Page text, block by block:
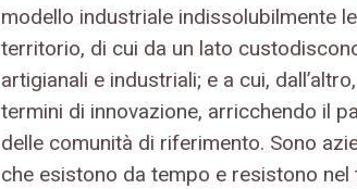
modello industriale indissolubilmente
territorio, di cui da un lato
artigianali e industriali; e a cui,
termini di innovazione, arricchendo il
delle comunità di riferimento. Sono
che esistono da tempo e resistono nel